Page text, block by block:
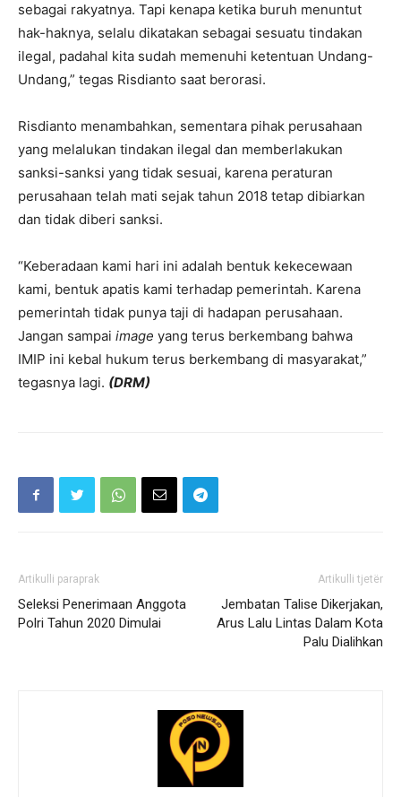
sebagai rakyatnya. Tapi kenapa ketika buruh menuntut
hak-haknya, selalu dikatakan sebagai sesuatu tindakan
ilegal, padahal kita sudah memenuhi ketentuan Undang-
Undang,” tegas Risdianto saat berorasi.
Risdianto menambahkan, sementara pihak perusahaan
yang melalukan tindakan ilegal dan memberlakukan
sanksi-sanksi yang tidak sesuai, karena peraturan
perusahaan telah mati sejak tahun 2018 tetap dibiarkan
dan tidak diberi sanksi.
“Keberadaan kami hari ini adalah bentuk kekecewaan
kami, bentuk apatis kami terhadap pemerintah. Karena
pemerintah tidak punya taji di hadapan perusahaan.
Jangan sampai image yang terus berkembang bahwa
IMIP ini kebal hukum terus berkembang di masyarakat,”
tegasnya lagi. (DRM)
Artikulli paraprak
Seleksi Penerimaan Anggota
Polri Tahun 2020 Dimulai
Artikulli tjetër
Jembatan Talise Dikerjakan,
Arus Lalu Lintas Dalam Kota
Palu Dialihkan